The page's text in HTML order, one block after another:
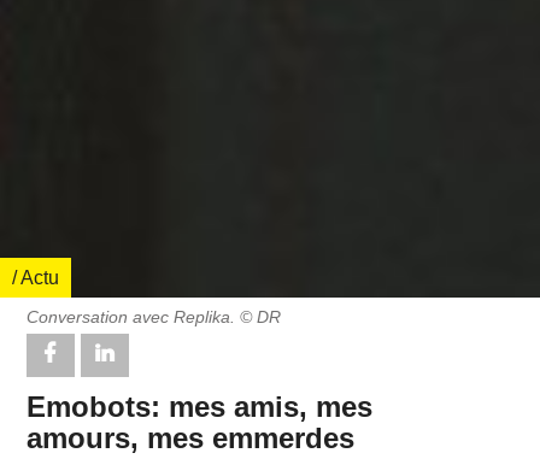
/ Actu
Conversation avec Replika. © DR
Emobots: mes amis, mes
amours, mes emmerdes